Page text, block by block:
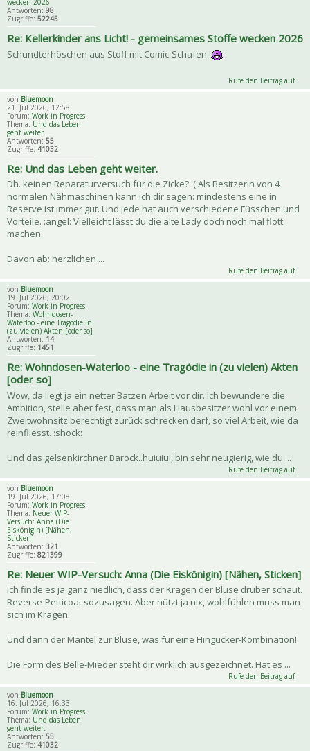
wecken 2026
Antworten: 98
Zugriffe: 52245
Re: Kellerkinder ans Licht! - gemeinsames Stoffe wecken 2026
Schundterhöschen aus Stoff mit Comic-Schafen.
Rufe den Beitrag auf
von Bluemoon
21. Jul 2026, 12:58
Forum: Work in Progress
Thema: Und das Leben
geht weiter.
Antworten: 55
Zugriffe: 41032
Re: Und das Leben geht weiter.
Dh. keinen Reparaturversuch für die Zicke? :( Als Besitzerin von 4
normalen Nähmaschinen kann ich dir sagen: mindestens eine in
Reserve ist immer gut. Und jede hat auch verschiedene Füsschen und
Vorteile. :angel: Vielleicht lässt du die alte Lady doch noch mal flott
machen.
Davon ab: herzlichen ...
Rufe den Beitrag auf
von Bluemoon
19. Jul 2026, 20:02
Forum: Work in Progress
Thema: Wohndosen-
Waterloo - eine Tragödie in
(zu vielen) Akten [oder so]
Antworten: 14
Zugriffe: 1451
Re: Wohndosen-Waterloo - eine Tragödie in (zu vielen) Akten
[oder so]
Wow, da liegt ja ein netter Batzen Arbeit vor dir. Ich bewundere die
Ambition, stelle aber fest, dass man als Hausbesitzer wohl vor einem
Zweitwohnsitz berechtigt zurück schrecken darf, so viel Arbeit, wie da
reinfliesst. :shock:
Und das gelsenkirchner Barock..huiuiui, bin sehr neugierig, wie du ...
Rufe den Beitrag auf
von Bluemoon
19. Jul 2026, 17:08
Forum: Work in Progress
Thema: Neuer WIP-
Versuch: Anna (Die
Eiskönigin) [Nähen,
Sticken]
Antworten: 321
Zugriffe: 821399
Re: Neuer WIP-Versuch: Anna (Die Eiskönigin) [Nähen, Sticken]
Ich finde es ja ganz niedlich, dass der Kragen der Bluse drüber schaut.
Reverse-Petticoat sozusagen. Aber nützt ja nix, wohlfühlen muss man
sich im Kragen.
Und dann der Mantel zur Bluse, was für eine Hingucker-Kombination!
Die Form des Belle-Mieder steht dir wirklich ausgezeichnet. Hat es ...
Rufe den Beitrag auf
von Bluemoon
16. Jul 2026, 16:33
Forum: Work in Progress
Thema: Und das Leben
geht weiter.
Antworten: 55
Zugriffe: 41032